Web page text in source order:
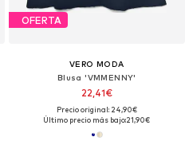
OFERTA
VERO MODA
Blusa 'VMMENNY'
22,41€
Precio original: 24,90€
Último precio más bajo:21,90€